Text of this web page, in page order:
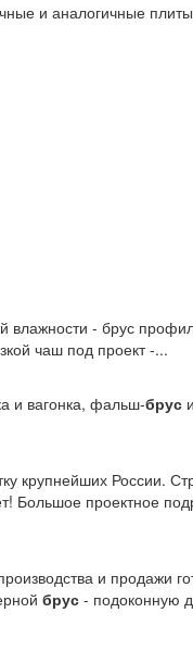
и аналогичные
влажности - брус
чаш под проект -...
и вагонка, фальш-брус
крупнейших России.
Большое проектное
и продажи
брус - подоконную